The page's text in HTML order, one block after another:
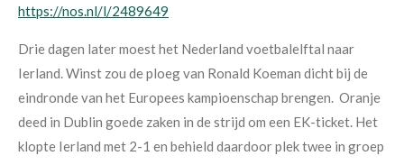
https://nos.nl/l/2489649
Drie dagen later moest het Nederland voetbalelftal naar
Ierland. Winst zou de ploeg van Ronald Koeman dicht bij de
eindronde van het Europees kampioenschap brengen. Oranje
deed in Dublin goede zaken in de strijd om een EK-ticket. Het
klopte Ierland met 2-1 en behield daardoor plek twee in groep